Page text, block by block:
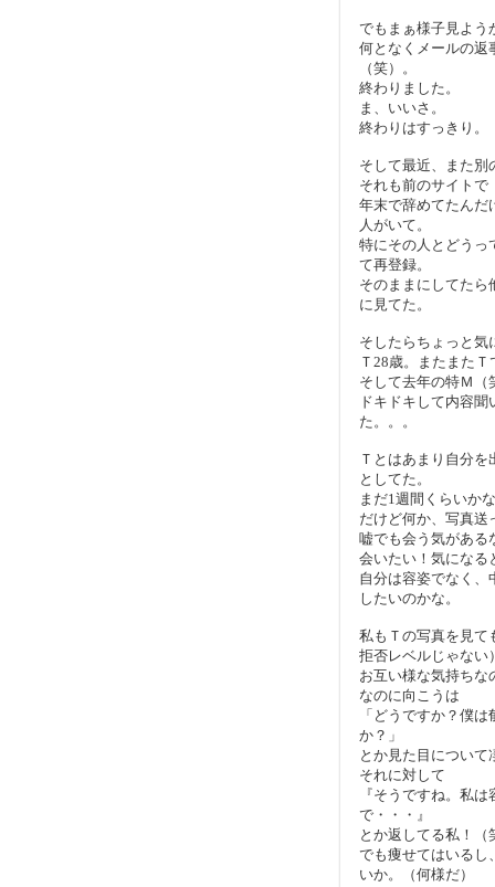
でもまぁ様子見よう
何となくメールの返
（笑）。
終わりました。
ま、いいさ。
終わりはすっきり。
そして最近、また別
それも前のサイトで
年末で辞めてたんだ
人がいて。
特にその人とどうっ
て再登録。
そのままにしてたら
に見てた。
そしたらちょっと気
Ｔ28歳。またまたＴ
そして去年の特Ｍ（
ドキドキして内容
た。。。
Ｔとはあまり自分
としてた。
まだ1週間くらいか
だけど何か、写真送
嘘でも会う気がある
会いたい！気になる
自分は容姿でなく、
したいのかな。
私もＴの写真を見て
拒否レベルじゃない
お互い様な気持ちな
なのに向こうは
「どうですか？僕
か？」
とか見た目につい
それに対して
『そうですね。私
で・・・』
とか返してる私！（
でも痩せてはいるし
いか。（何様だ）